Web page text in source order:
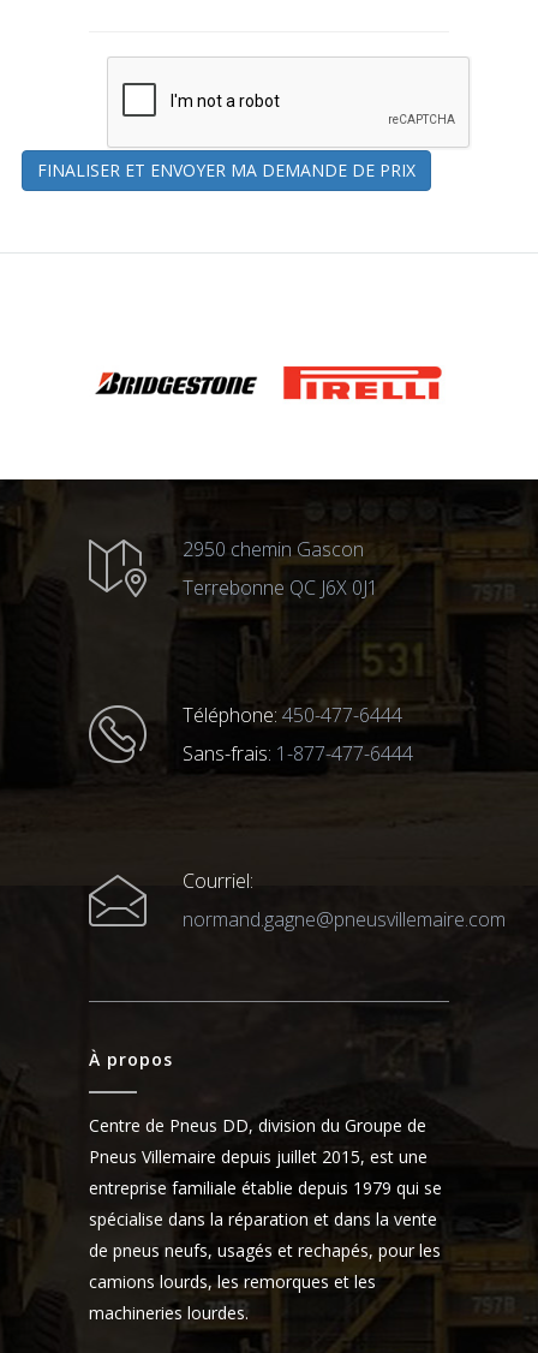
FINALISER ET ENVOYER MA DEMANDE DE PRIX
2950 chemin Gascon
Terrebonne QC J6X 0J1
Téléphone: 450-477-6444
Sans-frais: 1-877-477-6444
Courriel:
normand.gagne@pneusvillemaire.com
À propos
Centre de Pneus DD, division du Groupe de
Pneus Villemaire depuis juillet 2015, est une
entreprise familiale établie depuis 1979 qui se
spécialise dans la réparation et dans la vente
de pneus neufs, usagés et rechapés, pour les
camions lourds, les remorques et les
machineries lourdes.